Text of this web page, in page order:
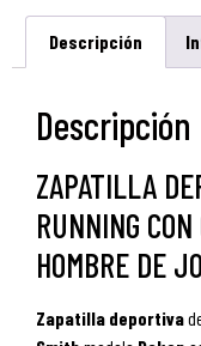
Descripción
Descripción
ZAPATILLA
RUNNING
HOMBRE DE
Zapatilla deportiva